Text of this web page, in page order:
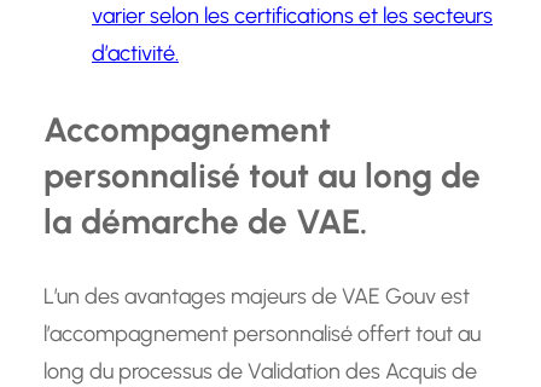
varier selon les certifications et les secteurs
d’activité.
Accompagnement
personnalisé tout au long de
la démarche de VAE.
L’un des avantages majeurs de VAE Gouv est
l’accompagnement personnalisé offert tout au
long du processus de Validation des Acquis de